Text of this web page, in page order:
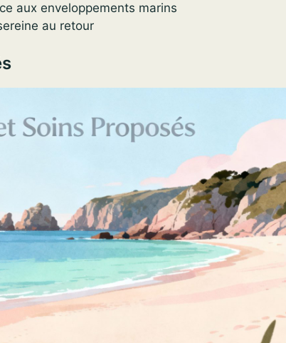
aux enveloppements marins
au retour